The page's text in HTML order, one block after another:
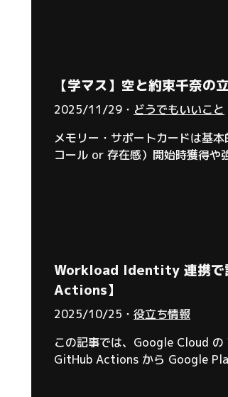
【学マス】空と約束千奈の
2025/11/29・ どうでもいいこと
メモリー・サポートカードは基
コール or 存在感）開始時獲得や
Workload Identity 連携で
Actions】
2025/10/25・ 役立ち情報
この記事では、Google Cloud
GitHub Actions から Google